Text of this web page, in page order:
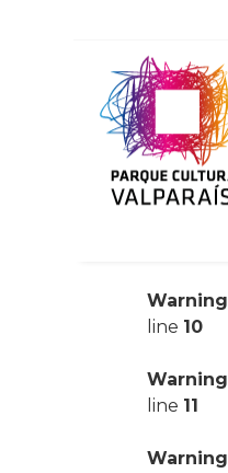
Warning
line 10
Warning
line 11
Warning